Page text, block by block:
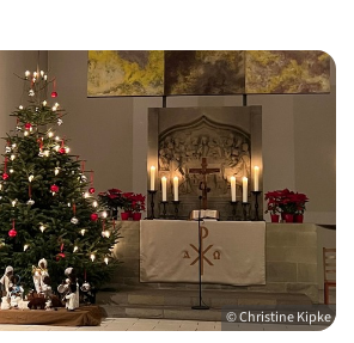
© Christine Kipke